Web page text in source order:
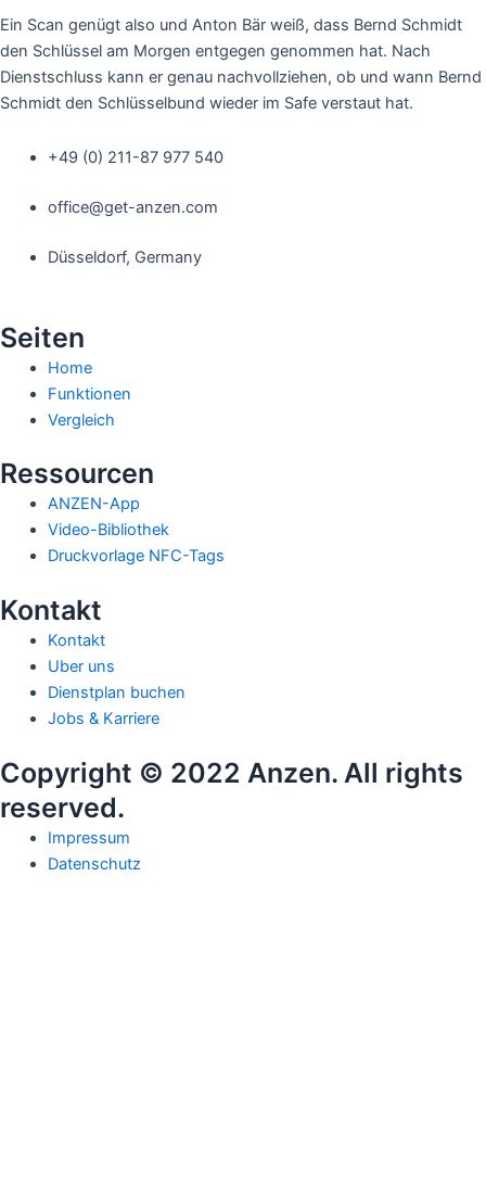
Ein Scan genügt also und Anton Bär weiß, dass Bernd Schmidt
den Schlüssel am Morgen entgegen genommen hat. Nach
Dienstschluss kann er genau nachvollziehen, ob und wann Bernd
Schmidt den Schlüsselbund wieder im Safe verstaut hat.
+49 (0) 211-87 977 540
office@get-anzen.com
Düsseldorf, Germany
Seiten
Home
Funktionen
Vergleich
Ressourcen
ANZEN-App
Video-Bibliothek
Druckvorlage NFC-Tags
Kontakt
Kontakt
Uber uns
Dienstplan buchen
Jobs & Karriere
Copyright © 2022 Anzen. All rights
reserved.
Impressum
Datenschutz